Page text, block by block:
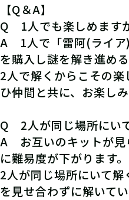
【Q＆A】
Q 1人でも楽しめます
A 1人で「雷阿(ライア
を購入し謎を解き進め
2人で解くからこその
ひ仲間と共に、お楽しみ
Q 2人が同じ場所にい
A お互いのキットが見
に難易度が下がります。
2人が同じ場所にいて解
を見せ合わずに解いて